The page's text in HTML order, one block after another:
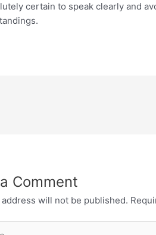
certain to speak clearly and
Comment
will not be published.